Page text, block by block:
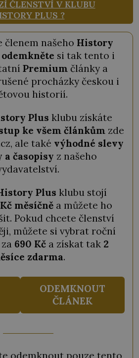
ČLENSTVÍ V KLUBU
PLUS ?
členem našeho History
odemkněte si tak tento i
Premium články a
procházky českou i
historií.
Plus klubu získáte
ke všem článkůmzde
ale také výhodné slevy
a časopisy z našeho
Plus klubu stojí
měsíčněa můžete ho
Pokud chcete členství
můžete si vybrat roční
690 Kča získat tak 2
zdarma.
ODEMKNOUT
ČLÁNEK
odemknout pouze tento